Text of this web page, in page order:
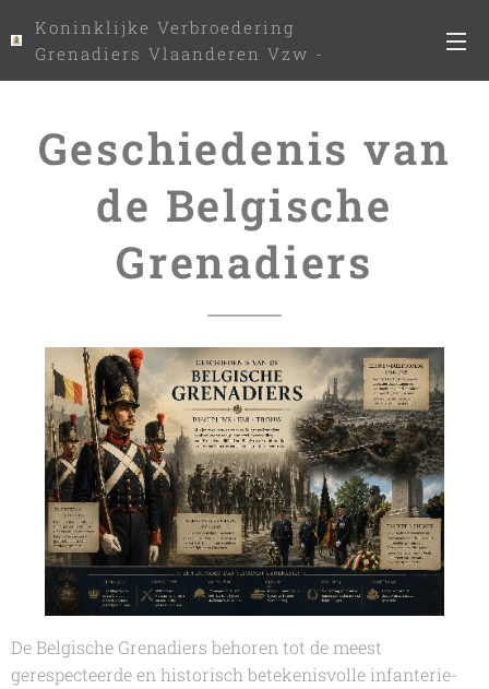
Koninklijke Verbroedering
Grenadiers Vlaanderen Vzw -
www.kvgv.be
Geschiedenis van
de Belgische
Grenadiers
De Belgische Grenadiers behoren tot de meest
gerespecteerde en historisch betekenisvolle infanterie-